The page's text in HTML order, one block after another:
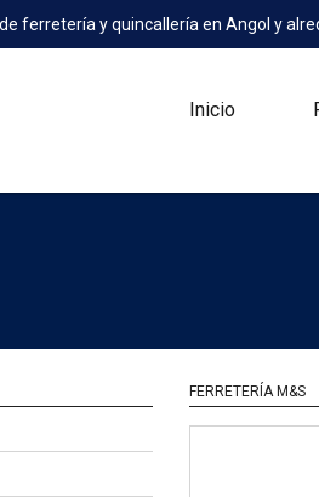
ferretería y quincallería en Angol y
Inicio
FERRETERÍA M&S